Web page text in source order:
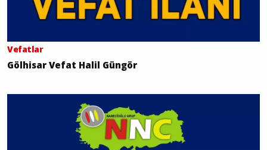
Vefatlar
Gölhisar Vefat Halil Güngör